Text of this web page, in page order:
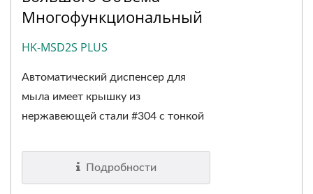
Многофункциональный
HK-MSD2S PLUS
Автоматический диспенсер для
мыла имеет крышку из
нержавеющей стали #304 с тонкой
Подробности